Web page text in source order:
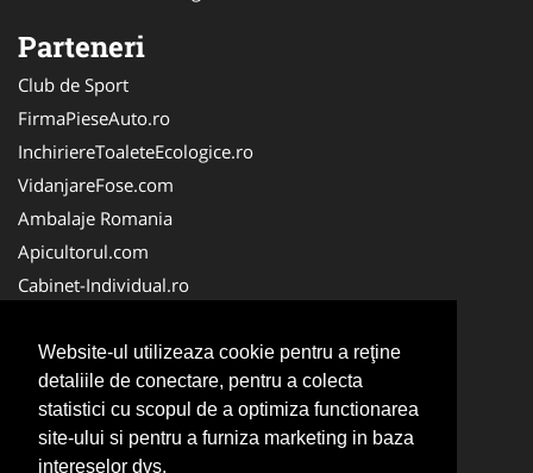
Website-ul utilizeaza cookie pentru a reţine
detaliile de conectare, pentru a colecta
statistici cu scopul de a optimiza functionarea
site-ului si pentru a furniza marketing in baza
intereselor dvs.
Parteneri
Club de Sport
FirmaPieseAuto.ro
InchiriereToaleteEcologice.ro
VidanjareFose.com
Ambalaje Romania
Apicultorul.com
Cabinet-Individual.ro
ConstructiiHaleMetalice.ro
FirmaDeratizare.ro
InstructorScoalaAuto.ro
SalonFrizerieCanina.com